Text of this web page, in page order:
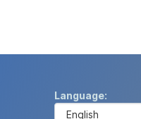
Language